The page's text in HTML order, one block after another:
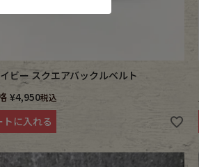
ビー スクエアバックルベルト
¥4,950税込
トに入れる